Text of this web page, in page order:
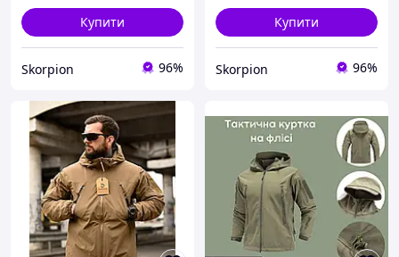
Купити
Skorpion 96%
Купити
Skorpion 96%